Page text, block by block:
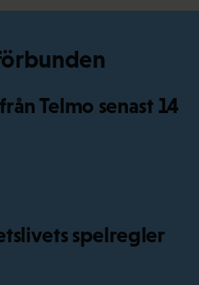
Telmo senast 14
spelregler